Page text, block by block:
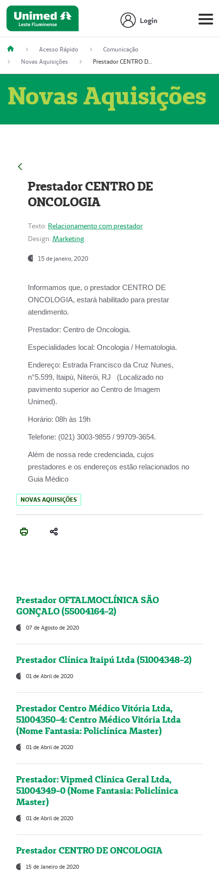
Login
Acesso Rápido
Comunicação
Novas Aquisições
Prestador CENTRO DE ONCOLOGIA
Novas Aquisições
Prestador CENTRO DE
ONCOLOGIA
Texto: Relacionamento com prestador
Design: Marketing
15 de janeiro, 2020
Informamos que, o prestador CENTRO DE
ONCOLOGIA, estará habilitado para prestar
atendimento.
Prestador: Centro de Oncologia.
Especialidades local: Oncologia / Hematologia.
Endereço: Estrada Francisco da Cruz Nunes,
n°5.599, Itaipú, Niterói, RJ (Localizado no
pavimento superior ao Centro de Imagem
Unimed).
Horário: 08h às 19h
Telefone: (021) 3003-9855 / 99709-3654.
Além de nossa rede credenciada, cujos
prestadores e os endereços estão relacionados no
Guia Médico
NOVAS AQUISIÇÕES
Prestador OFTALMOCLÍNICA SÃO
GONÇALO (55004164-2)
07 de Agosto de 2020
Prestador Clínica Itaipú Ltda (51004348-2)
01 de Abril de 2020
Prestador Centro Médico Vitória Ltda,
51004350-4: Centro Médico Vitória Ltda
(Nome Fantasia: Policlínica Master)
01 de Abril de 2020
Prestador: Vipmed Clínica Geral Ltda,
51004349-0 (Nome Fantasia: Policlínica
Master)
01 de Abril de 2020
Prestador CENTRO DE ONCOLOGIA
15 de Janeiro de 2020